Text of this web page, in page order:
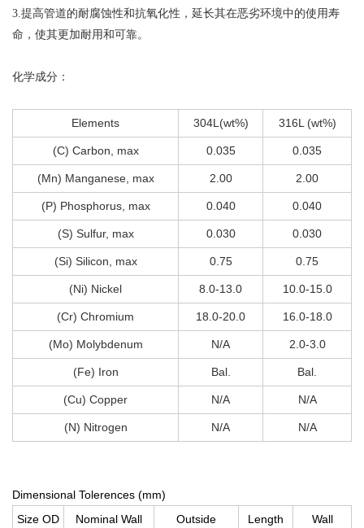
3.提高管道的耐腐蚀性和抗氧化性，延长其在恶劣环境中的使用寿
命，使其更加耐用和可靠。
化学成分：
Elements 304L(wt%) 316L (wt%)
(C) Carbon, max 0.035 0.035
(Mn) Manganese, max 2.00 2.00
(P) Phosphorus, max 0.040 0.040
(S) Sulfur, max 0.030 0.030
(Si) Silicon, max 0.75 0.75
(Ni) Nickel 8.0-13.0 10.0-15.0
(Cr) Chromium 18.0-20.0 16.0-18.0
(Mo) Molybdenum N/A 2.0-3.0
(Fe) Iron Bal. Bal.
(Cu) Copper N/A N/A
(N) Nitrogen N/A N/A
Dimensional Tolerences (mm)
Size OD
Nominal Wall
Outside
Length Wall